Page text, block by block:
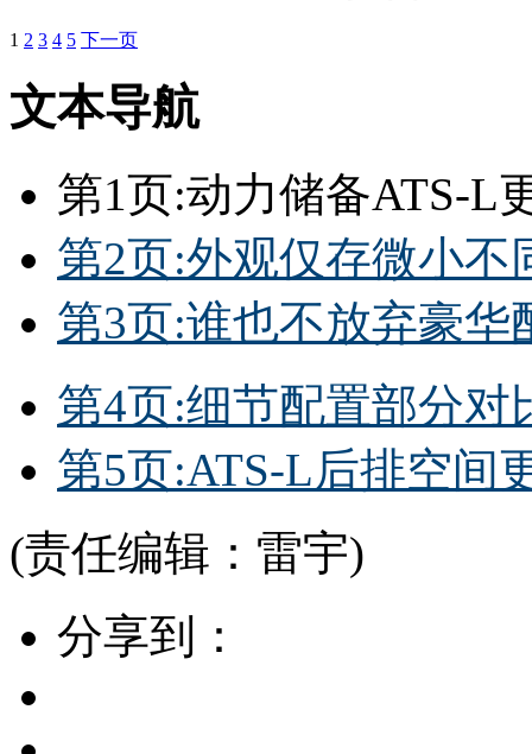
1 2 3 4 5 下一页
文本导航
第1页:动力储备ATS-L
第2页:外观仅存微小不
第3页:谁也不放弃豪华
第4页:细节配置部分对
第5页:ATS-L后排空间
(责任编辑：雷宇)
分享到：